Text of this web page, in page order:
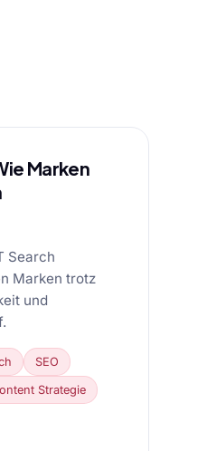
Marken
Search
Marken trotz
und
SEO
Strategie